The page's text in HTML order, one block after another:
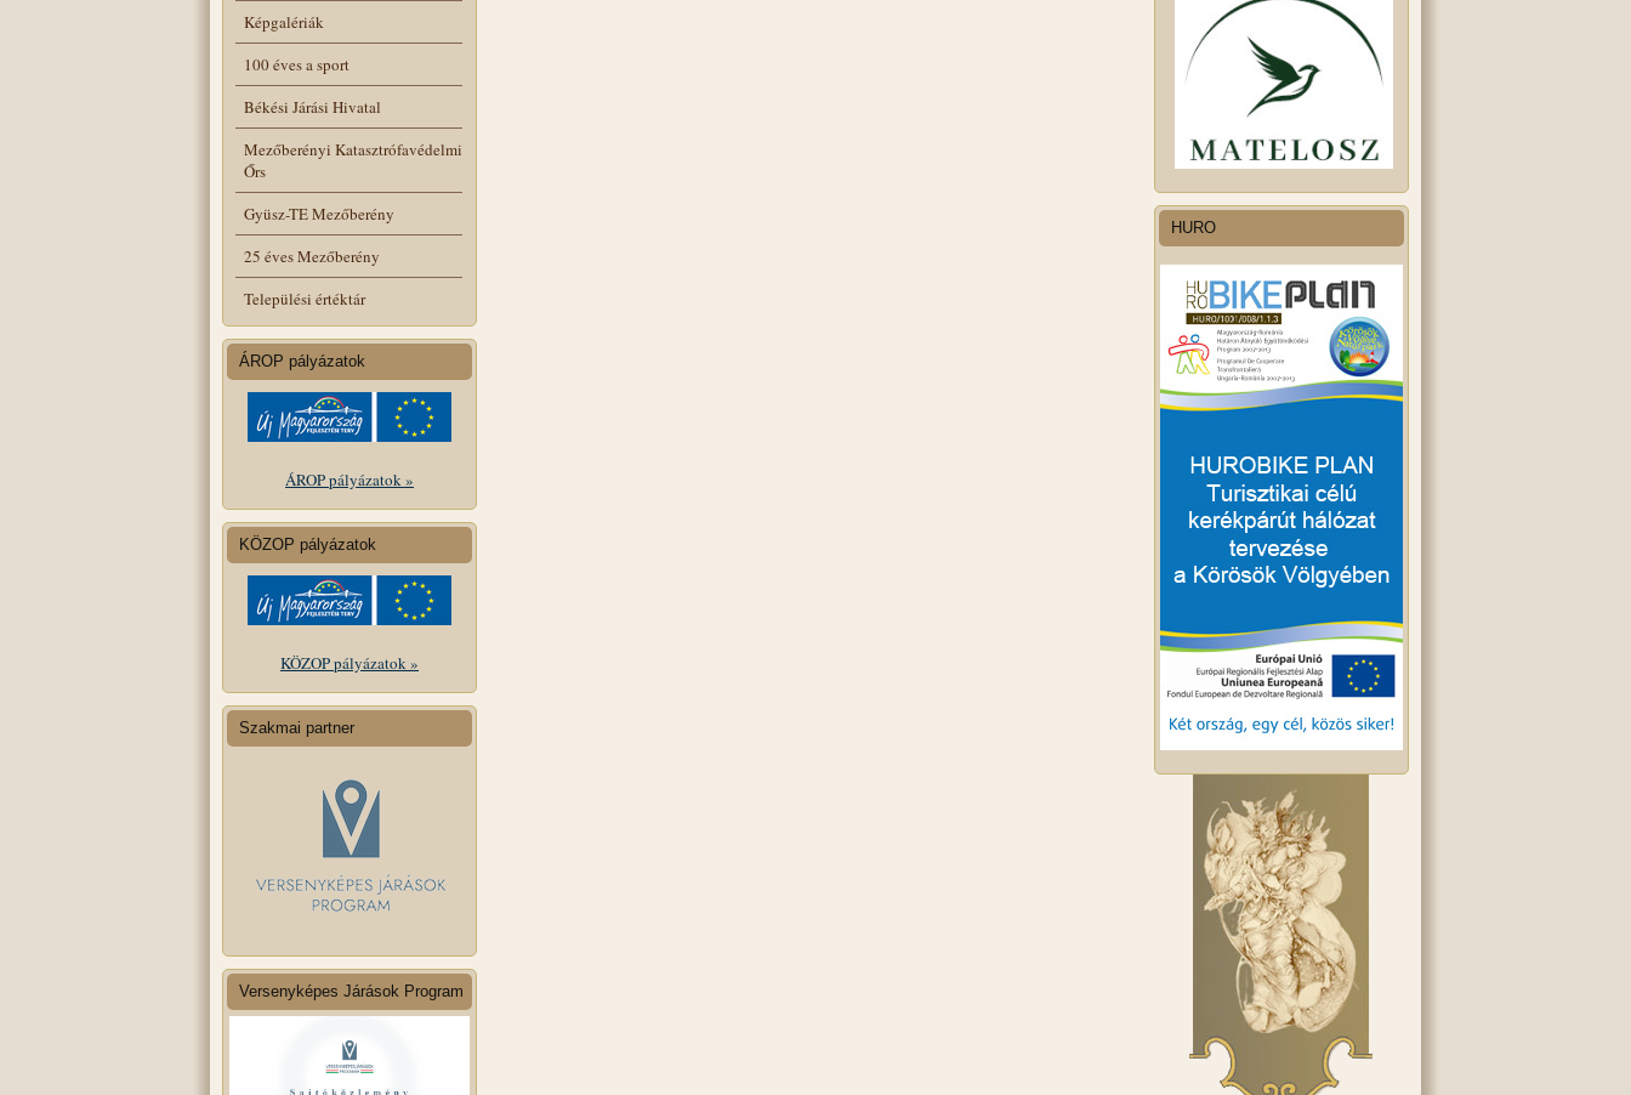
Képgalériák
100 éves a sport
Békési Járási Hivatal
Mezőberényi Katasztrófavédelmi
Őrs
Gyüsz-TE Mezőberény
25 éves Mezőberény
Települési értéktár
ÁROP pályázatok
ÁROP pályázatok »
KÖZOP pályázatok
KÖZOP pályázatok »
Szakmai partner
Versenyképes Járások Program
HURO